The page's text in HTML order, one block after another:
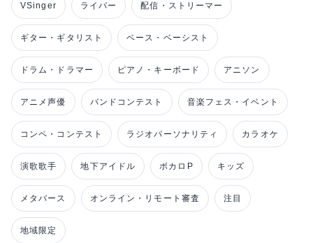
VSinger ライバー 配信・ストリーマー
ギター・ギタリスト ベース・ベーシスト
ドラム・ドラマー ピアノ・キーボード アニソン
アニメ声優 バンドコンテスト 音楽フェス・イベント
コンペ・コンテスト ラジオパーソナリティ カラオケ
演歌歌手 地下アイドル ボカロP キッズ
メタバース オンライン・リモート審査 注目
地域限定